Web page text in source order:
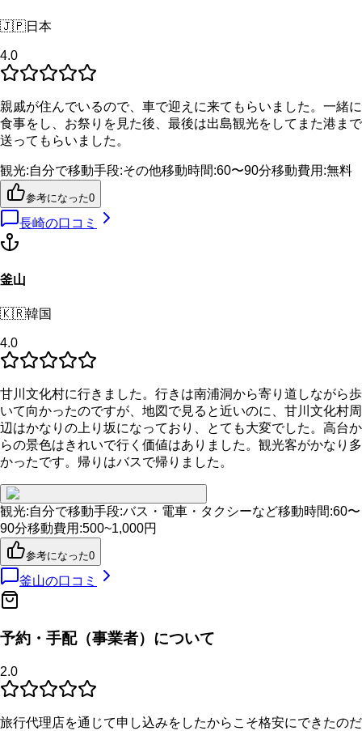
🇯🇵日本
4.0
親戚が住んでいるので、車で迎えに来てもらいました。一緒に
食事をし、お祭りを見た後、最後は出島観光をしてまた港まで
送ってもらいました。
観光:自分で移動手段:その他移動時間:60〜90分移動費用 :無料
参考になった0
長崎の口コミ
釜山
🇰🇷韓国
4.0
甘川文化村に行きました。行きは南浦洞から寄り道しながら歩
いて向かったのですが、地図で見ると近いのに、甘川文化村周
辺はかなりの上り坂になっており、とても大変でした。高台か
らの景色はきれいで行く価値はありました。観光客がかなり多
かったです。帰りはバスで帰りました。
観光:自分で移動手段:バス・電車・タクシーなど移動時間:60〜
90分移動費用 :500~1,000円
参考になった0
釜山の口コミ
予約・手配（事業者）について
2.0
旅行代理店を通じて申し込みをしたからこそ格安にできたのだ